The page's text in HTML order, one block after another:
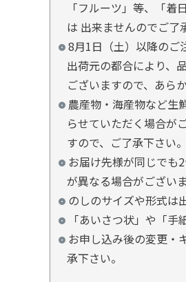
「フルーツ」等、「
は 出来ませんのでご了
8月1日（土）以降のご
出荷元の都合により、
ございますので、あら
農産物・海産物など生
らせていただく場合が
すので、ご了承下さい。
お届け先様が同じでも
が異なる場合がございま
のしのサイズや形式は
「あいさつ状」や「
お申し込み後の変更・
承下さい。